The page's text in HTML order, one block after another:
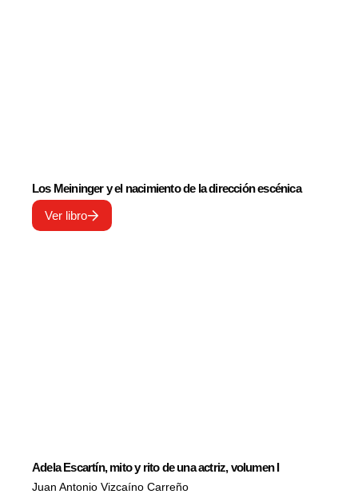
Los Meininger y el nacimiento de la dirección escénica
Ver libro
Adela Escartín, mito y rito de una actriz, volumen I
Juan Antonio Vizcaíno Carreño